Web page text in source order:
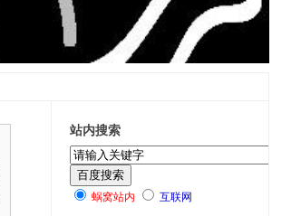
站内搜索
蜗窝站内 互联网